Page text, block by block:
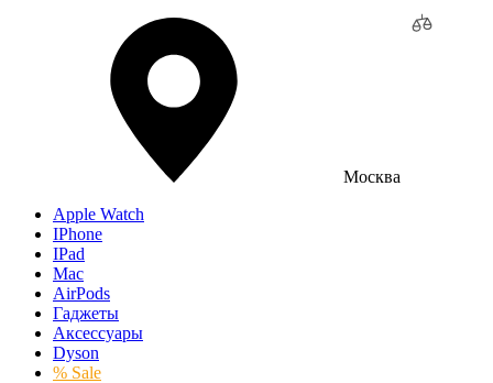
Москва
Apple Watch
IPhone
IPad
Mac
AirPods
Гаджеты
Аксессуары
Dyson
% Sale